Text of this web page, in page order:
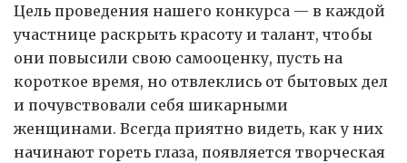
Цель проведения нашего конкурса — в каждой
участнице раскрыть красоту и талант, чтобы
они повысили свою самооценку, пусть на
короткое время, но отвлеклись от бытовых дел
и почувствовали себя шикарными
женщинами. Всегда приятно видеть, как у них
начинают гореть глаза, появляется творческая